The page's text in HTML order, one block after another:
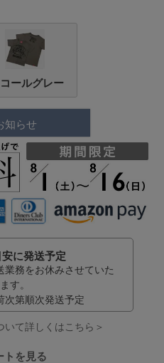
ールグレー
知らせ
に発送予定
務をお休みさせていた
す。
第順次発送予定
いて詳しくはこちら＞
トを見る